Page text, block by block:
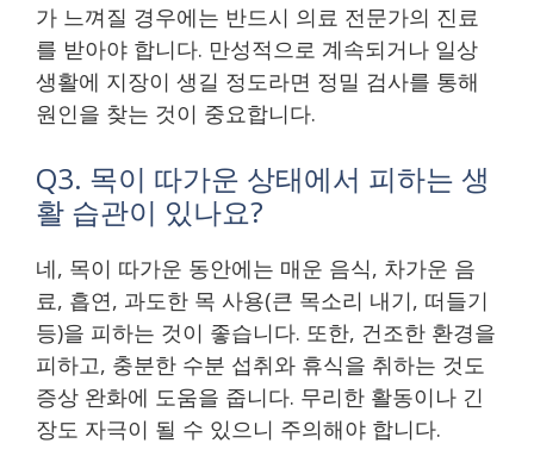
가 느껴질 경우에는 반드시 의료 전문가의 진료
를 받아야 합니다. 만성적으로 계속되거나 일상
생활에 지장이 생길 정도라면 정밀 검사를 통해
원인을 찾는 것이 중요합니다.
Q3. 목이 따가운 상태에서 피하는 생
활 습관이 있나요?
네, 목이 따가운 동안에는 매운 음식, 차가운 음
료, 흡연, 과도한 목 사용(큰 목소리 내기, 떠들기
등)을 피하는 것이 좋습니다. 또한, 건조한 환경을
피하고, 충분한 수분 섭취와 휴식을 취하는 것도
증상 완화에 도움을 줍니다. 무리한 활동이나 긴
장도 자극이 될 수 있으니 주의해야 합니다.